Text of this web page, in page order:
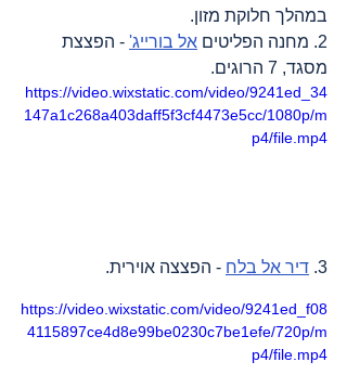
במהלך חלוקת מזון.
2. מחנה הפליטים
אל בורייג' - הפצצת
מסגד, 7 הרוגים.
https://video.wixstatic.com/video/9241ed_34
147a1c268a403daff5f3cf4473e5cc/1080p/m
p4/file.mp4
3. דיר אל בלח - הפצצה אוירית.
https://video.wixstatic.com/video/9241ed_f08
4115897ce4d8e99be0230c7be1efe/720p/m
p4/file.mp4